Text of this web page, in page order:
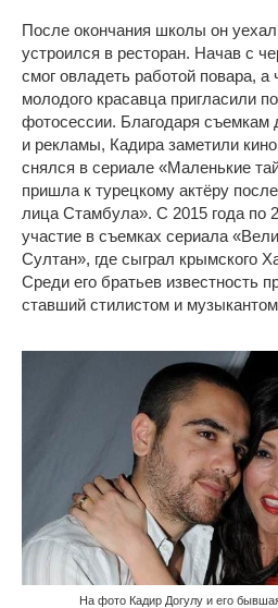
После окончания школы он
устроился в ресторан. Начав с
смог овладеть работой повара, а
молодого красавца пригласили
фотосессии. Благодаря съемкам
и рекламы, Кадира заметили
снялся в сериале «Маленькие
пришла к турецкому актёру
лица Стамбула». С 2015 года по
участие в съемках сериала
Султан», где сыграл крымского
Среди его братьев известность
ставший стилистом и
На фото Кадир Догулу и его